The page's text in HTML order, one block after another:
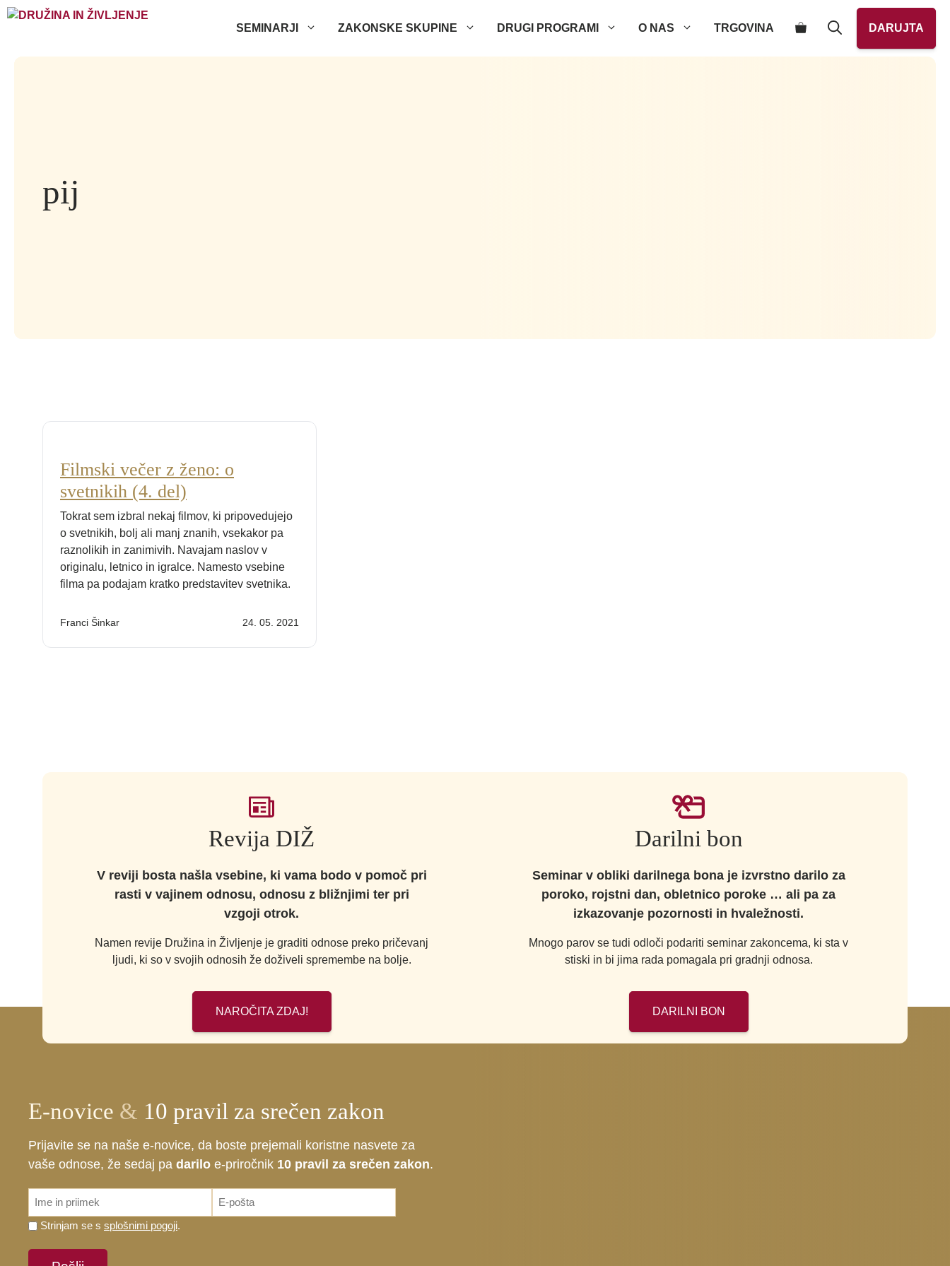
Skip
SEMINARJI ZAKONSKE SKUPINE DRUGI PROGRAMI O NAS TRGOVINA DARUJTA
pij
Filmski večer z ženo: o
svetnikih (4. del)
Tokrat sem izbral nekaj filmov, ki pripovedujejo
o svetnikih, bolj ali manj znanih, vsekakor pa
raznolikih in zanimivih. Navajam naslov v
originalu, letnico in igralce. Namesto vsebine
filma pa podajam kratko predstavitev svetnika.
Franci Šinkar 24. 05. 2021
Revija DIŽ
V reviji bosta našla vsebine, ki vama bodo v pomoč pri
rasti v vajinem odnosu, odnosu z bližnjimi ter pri
vzgoji otrok.
Namen revije Družina in Življenje je graditi odnose preko pričevanj
ljudi, ki so v svojih odnosih že doživeli spremembe na bolje.
NAROČITA ZDAJ!
Darilni bon
Seminar v obliki darilnega bona je izvrstno darilo za
poroko, rojstni dan, obletnico poroke … ali pa za
izkazovanje pozornosti in hvaležnosti.
Mnogo parov se tudi odloči podariti seminar zakoncema, ki sta v
stiski in bi jima rada pomagala pri gradnji odnosa.
DARILNI BON
E-novice & 10 pravil za srečen zakon
Prijavite se na naše e-novice, da boste prejemali koristne nasvete za
vaše odnose, že sedaj pa darilo e-priročnik 10 pravil za srečen zakon.
ime_priimek
*
Email
*
Prosimo,
Strinjam se s splošnimi pogoji.